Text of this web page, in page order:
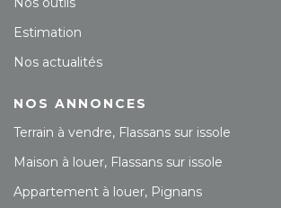
Estimation
Nos actualités
NOS ANNONCES
Terrain à vendre, Flassans sur issole
Maison à louer, Flassans sur issole
Appartement à louer, Pignans